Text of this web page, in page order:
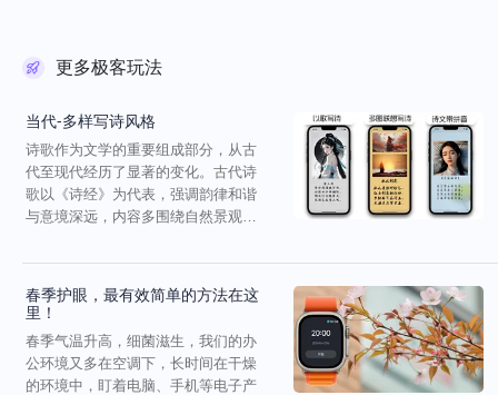
更多极客玩法
当代-多样写诗风格
诗歌作为文学的重要组成部分，从古
代至现代经历了显著的变化。古代诗
歌以《诗经》为代表，强调韵律和谐
与意境深远，内容多围绕自然景观与
春季护眼，最有效简单的方法在这
里！
春季气温升高，细菌滋生，我们的办
公环境又多在空调下，长时间在干燥
的环境中，盯着电脑、手机等电子产